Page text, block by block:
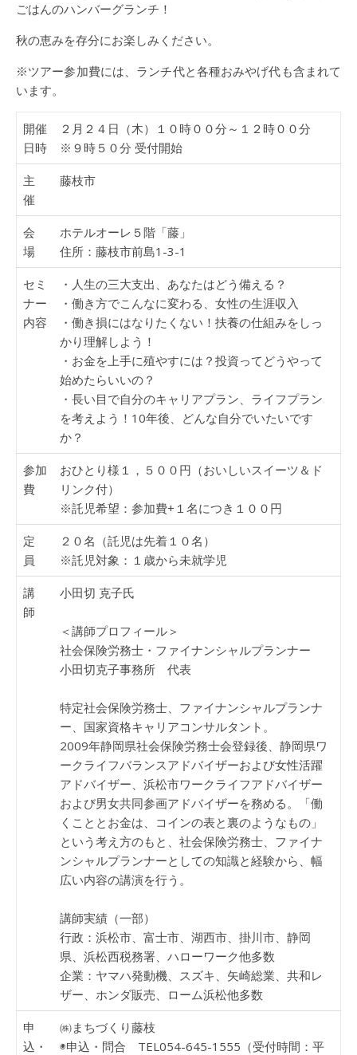
ごはんのハンバーグランチ！
秋の恵みを存分にお楽しみください。
※ツアー参加費には、ランチ代と各種おみやげ代も含まれて
います。
開催
日時
２月２４日（木）１０時００分～１２時００分
※９時５０分 受付開始
主
催
藤枝市
会
場
ホテルオーレ５階「藤」
住所：藤枝市前島1-3-1
セミ
ナー
内容
・人生の三大支出、あなたはどう備える？
・働き方でこんなに変わる、女性の生涯収入
・働き損にはなりたくない！扶養の仕組みをしっ
かり理解しよう！
・お金を上手に殖やすには？投資ってどうやって
始めたらいいの？
・長い目で自分のキャリアプラン、ライフプラン
を考えよう！10年後、どんな自分でいたいです
か？
参加
費
おひとり様１，５００円（おいしいスイーツ＆ド
リンク付）
※託児希望：参加費+１名につき１００円
定
員
２０名（託児は先着１０名）
※託児対象：１歳から未就学児
講
師
小田切 克子氏
＜講師プロフィール＞
社会保険労務士・ファイナンシャルプランナー
小田切克子事務所 代表
特定社会保険労務士、ファイナンシャルプランナ
ー、国家資格キャリアコンサルタント。
2009年静岡県社会保険労務士会登録後、静岡県ワ
ークライフバランスアドバイザーおよび女性活躍
アドバイザー、浜松市ワークライフアドバイザー
および男女共同参画アドバイザーを務める。「働
くこととお金は、コインの表と裏のようなもの」
という考え方のもと、社会保険労務士、ファイナ
ンシャルプランナーとしての知識と経験から、幅
広い内容の講演を行う。
講師実績（一部）
行政：浜松市、富士市、湖西市、掛川市、静岡
県、浜松西税務署、ハローワーク他多数
企業：ヤマハ発動機、スズキ、矢崎総業、共和レ
ザー、ホンダ販売、ローム浜松他多数
申
込・
㈱まちづくり藤枝
◉申込・問合 TEL054-645-1555（受付時間：平